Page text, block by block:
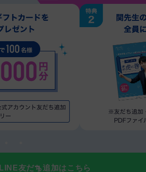
LINE友だち追加はこちら